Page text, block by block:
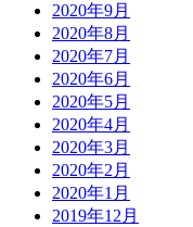
2020年9月
2020年8月
2020年7月
2020年6月
2020年5月
2020年4月
2020年3月
2020年2月
2020年1月
2019年12月